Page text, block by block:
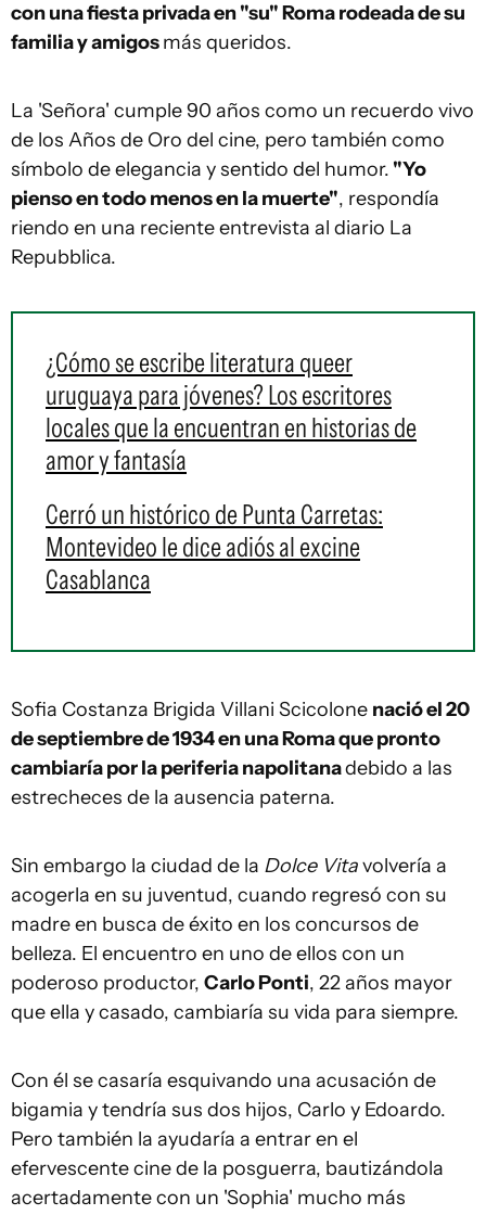
con una fiesta privada en "su" Roma rodeada de su
familia y amigosmás queridos.
La 'Señora' cumple 90 años como un recuerdo vivo
de los Años de Oro del cine, pero también como
símbolo de elegancia y sentido del humor. "Yo
pienso en todo menos en la muerte", respondía
riendo en una reciente entrevista al diario La
Repubblica.
¿Cómo se escribe literatura queer
uruguaya para jóvenes? Los escritores
locales que la encuentran en historias de
amor y fantasía
Cerró un histórico de Punta Carretas:
Montevideo le dice adiós al excine
Casablanca
Sofia Costanza Brigida Villani Scicolone nació el 20
de septiembre de 1934 en una Roma que pronto
cambiaría por la periferia napolitanadebido a las
estrecheces de la ausencia paterna.
Sin embargo la ciudad de la Dolce Vitavolvería a
acogerla en su juventud, cuando regresó con su
madre en busca de éxito en los concursos de
belleza. El encuentro en uno de ellos con un
poderoso productor, Carlo Ponti, 22 años mayor
que ella y casado, cambiaría su vida para siempre.
Con él se casaría esquivando una acusación de
bigamia y tendría sus dos hijos, Carlo y Edoardo.
Pero también la ayudaría a entrar en el
efervescente cine de la posguerra, bautizándola
acertadamente con un 'Sophia' mucho más